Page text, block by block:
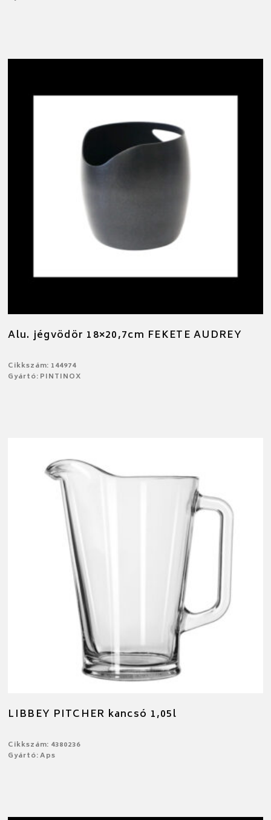
Alu. jégvödör 18×20,7cm FEKETE AUDREY
Cikkszám: 144974
Gyártó: PINTINOX
LIBBEY PITCHER kancsó 1,05l
Cikkszám: 4380236
Gyártó: Aps